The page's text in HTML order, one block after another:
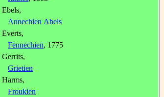
Ebels,
Annechien Abels
Everts,
Fennechien, 1775
Gerrits,
Grietien
Harms,
Froukien